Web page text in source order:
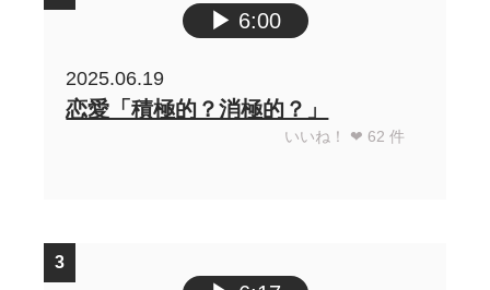
▶︎ 6:00
2025.06.19
恋愛「積極的？消極的？」
いいね！ ❤︎ 62 件
3